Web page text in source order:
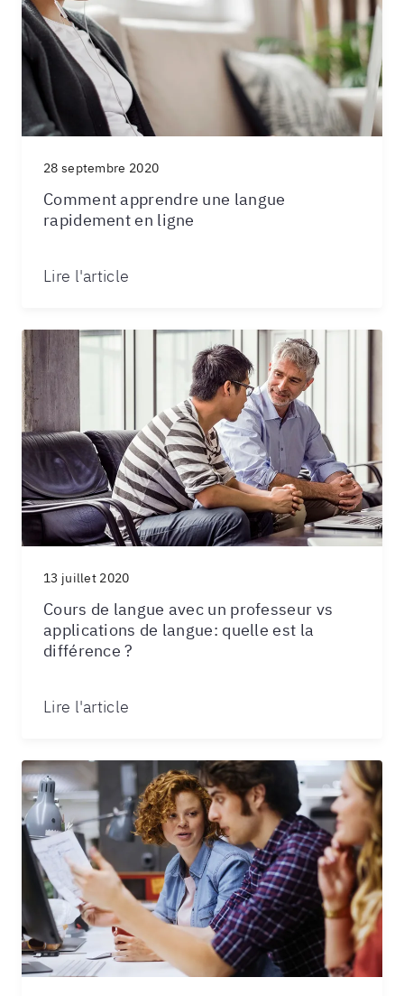
28 septembre 2020
Comment apprendre une langue
rapidement en ligne
Lire l'article
13 juillet 2020
Cours de langue avec un professeur vs
applications de langue: quelle est la
différence ?
Lire l'article